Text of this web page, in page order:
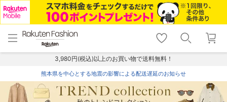
menu home
トップ
shopping_cart lock_outline
ログイン
3,980円(税込)以上のお買い物で送料無料！
熊本県を中心とする地震の影響による配送遅延のお知らせ